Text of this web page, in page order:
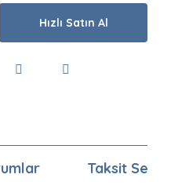
Hızlı Satın Al
Taksit